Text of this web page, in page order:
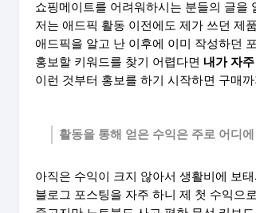
쇼핑메이트를 어려워하시는 분들의 글을
저는 애드픽 활동 이전에도 제가 쓰던 제
애드픽을 알고 난 이후에 이미 작성하던
홍보할 키워드를 찾기 어렵다면 내가 자
이런 것부터 홍보를 하기 시작하면 구매
활동을 통해 얻은 수익은 주로 어디
아직은 수익이 크지 않아서 생활비에 보
블로그 포스팅을 자주 하니 제 첫 수익으